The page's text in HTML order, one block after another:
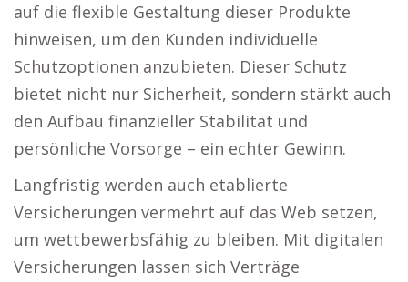
auf die flexible Gestaltung dieser Produkte
hinweisen, um den Kunden individuelle
Schutzoptionen anzubieten. Dieser Schutz
bietet nicht nur Sicherheit, sondern stärkt auch
den Aufbau finanzieller Stabilität und
persönliche Vorsorge – ein echter Gewinn.
Langfristig werden auch etablierte
Versicherungen vermehrt auf das Web setzen,
um wettbewerbsfähig zu bleiben. Mit digitalen
Versicherungen lassen sich Verträge